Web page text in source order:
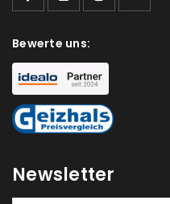
Benutzername oder E-
Passwort*
Anmeldeformular
Bewerte uns:
Newsletter